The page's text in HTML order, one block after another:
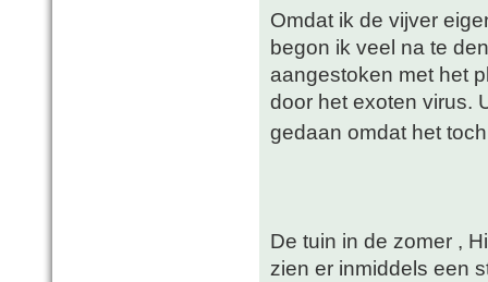
Omdat ik de vijver
begon ik veel na te
aangestoken met het
door het exoten virus.
gedaan omdat het
De tuin in de zomer ,
zien er inmiddels een